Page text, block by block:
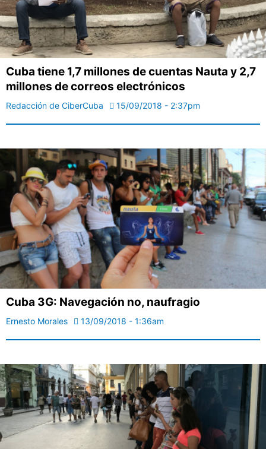
Cuba tiene 1,7 millones de cuentas Nauta y 2,7
millones de correos electrónicos
Redacción de CiberCuba 15/09/2018 - 2:37pm
Cuba 3G: Navegación no, naufragio
Ernesto Morales 13/09/2018 - 1:36am